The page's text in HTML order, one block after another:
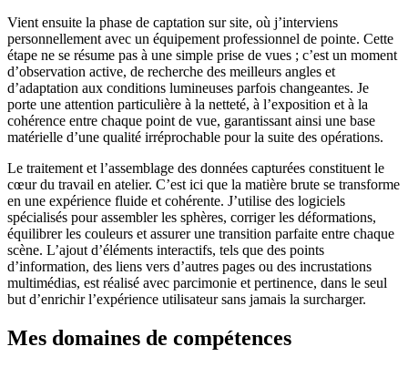
Vient ensuite la phase de captation sur site, où j’interviens
personnellement avec un équipement professionnel de pointe. Cette
étape ne se résume pas à une simple prise de vues ; c’est un moment
d’observation active, de recherche des meilleurs angles et
d’adaptation aux conditions lumineuses parfois changeantes. Je
porte une attention particulière à la netteté, à l’exposition et à la
cohérence entre chaque point de vue, garantissant ainsi une base
matérielle d’une qualité irréprochable pour la suite des opérations.
Le traitement et l’assemblage des données capturées constituent le
cœur du travail en atelier. C’est ici que la matière brute se transforme
en une expérience fluide et cohérente. J’utilise des logiciels
spécialisés pour assembler les sphères, corriger les déformations,
équilibrer les couleurs et assurer une transition parfaite entre chaque
scène. L’ajout d’éléments interactifs, tels que des points
d’information, des liens vers d’autres pages ou des incrustations
multimédias, est réalisé avec parcimonie et pertinence, dans le seul
but d’enrichir l’expérience utilisateur sans jamais la surcharger.
Mes domaines de compétences